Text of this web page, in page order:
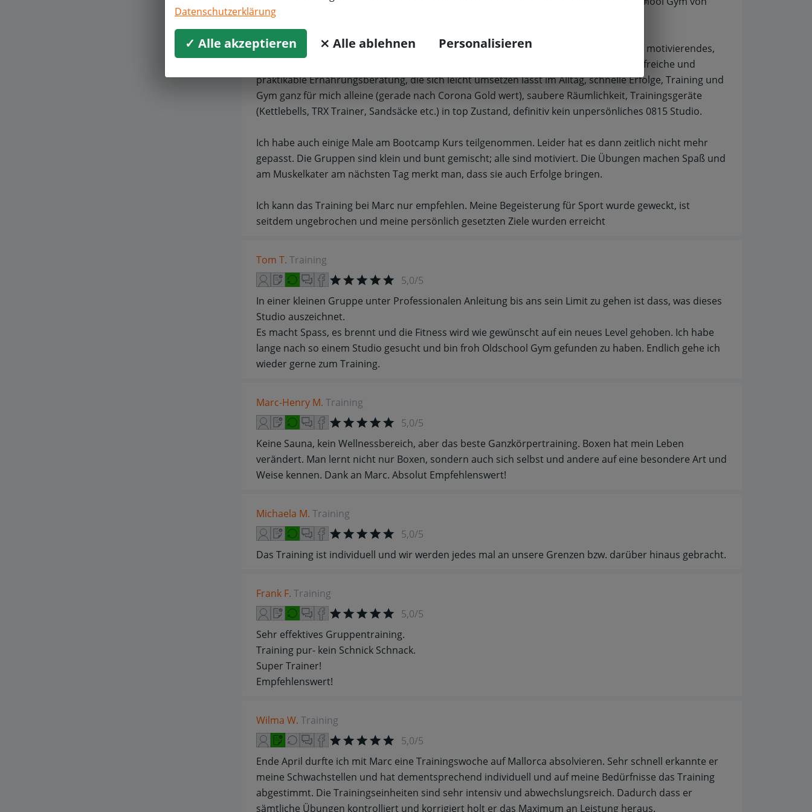
Bekannten empfohlen.
Absolut überzeugt haben mich: kompetenter, erfahrener und sympathischer Trainer, motivierendes,
auf mich abgestimmtes Programm mit tollen und abwechslungsreichen Übungen, hilfreiche und
praktikable Ernährungsberatung, die sich leicht umsetzen lässt im Alltag, schnelle Erfolge, Training und
Gym ganz für mich alleine (gerade nach Corona Gold wert), saubere Räumlichkeit, Trainingsgeräte
(Kettlebells, TRX Trainer, Sandsäcke etc.) in top Zustand, definitiv kein unpersönliches 0815 Studio.
Ich habe auch einige Male am Bootcamp Kurs teilgenommen. Leider hat es dann zeitlich nicht mehr
gepasst. Die Gruppen sind klein und bunt gemischt; alle sind motiviert. Die Übungen machen Spaß und
am Muskelkater am nächsten Tag merkt man, dass sie auch Erfolge bringen.
Ich kann das Training bei Marc nur empfehlen. Meine Begeisterung für Sport wurde geweckt, ist
seitdem ungebrochen und meine persönlich gesetzten Ziele wurden erreicht
Tom T. Training
5,0/5
In einer kleinen Gruppe unter Professionalen Anleitung bis ans sein Limit zu gehen ist dass, was dieses
Studio auszeichnet.
Es macht Spass, es brennt und die Fitness wird wie gewünscht auf ein neues Level gehoben. Ich habe
lange nach so einem Studio gesucht und bin froh Oldschool Gym gefunden zu haben. Endlich gehe ich
wieder gerne zum Training.
Marc-Henry M. Training
5,0/5
Keine Sauna, kein Wellnessbereich, aber das beste Ganzkörpertraining. Boxen hat mein Leben
verändert. Man lernt nicht nur Boxen, sondern auch sich selbst und andere auf eine besondere Art und
Weise kennen. Dank an Marc. Absolut Empfehlenswert!
Michaela M. Training
5,0/5
Das Training ist individuell und wir werden jedes mal an unsere Grenzen bzw. darüber hinaus gebracht.
Frank F. Training
5,0/5
Sehr effektives Gruppentraining.
Training pur- kein Schnick Schnack.
Super Trainer!
Empfehlenswert!
Wilma W. Training
5,0/5
Ende April durfte ich mit Marc eine Trainingswoche auf Mallorca absolvieren. Sehr schnell erkannte er
meine Schwachstellen und hat dementsprechend individuell und auf meine Bedürfnisse das Training
abgestimmt. Die Trainingseinheiten sind sehr intensiv und abwechslungsreich. Dadurch dass er
sämtliche Übungen kontrolliert und korrigiert holt er das Maximum an Leistung heraus.
Datenschutzerklärung
✓ Alle akzeptieren ⨯ Alle ablehnen Personalisieren